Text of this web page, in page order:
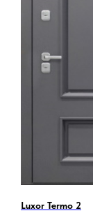
Luxor Termo 2